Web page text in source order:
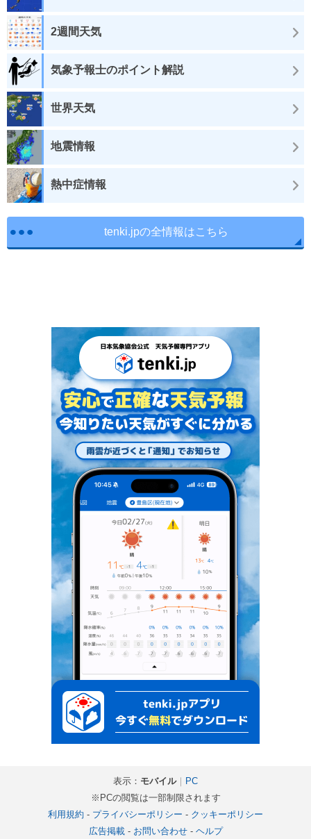
2週間天気
気象予報士のポイント解説
世界天気
地震情報
熱中症情報
tenki.jpの全情報はこちら
表示： モバイル｜ PC
※PCの閲覧は一部制限されます
利用規約 - プライバシーポリシー - クッキーポリシー
広告掲載- お問い合わせ- ヘルプ